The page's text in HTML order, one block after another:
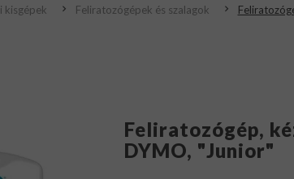
kisgépek Feliratozógépek és szalagok
Feliratozógép,
DYMO, "Junior"